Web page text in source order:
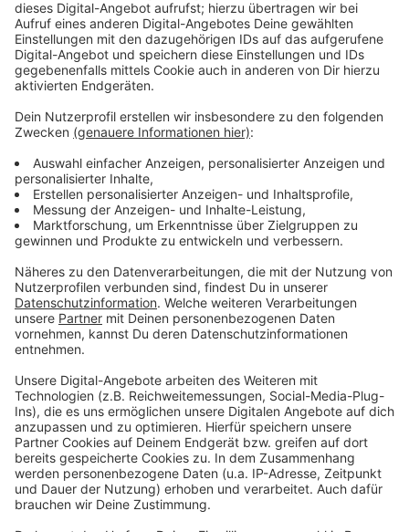
Anzeige
"Wir kontrollieren uns gegenseitig, was wir während der
Flugdurchführung machen. Wir besprechen Situationen,
die aufpoppen zusammen und wir schauen auch immer
gegenseitig, darauf, ob es dem anderen gut geht." sagt
Cockpit-Sprecherin Vivianne Rehaag im Interview mit
uns und bringt dafür gleich auch ein passendes
Beispiel. "Das ist vor allen Dingen dann von sehr, sehr
großer Relevanz, wenn im Flug Dinge mal nicht so
verlaufen, wie das im Optimalfall vorgesehen ist. Wenn
es zum Beispiel zu einem Systemausfall kommt. Da
wirken wir als Team zusammen, und jetzt ist dieser
Plan da, dass aus dieser Gleichung eine Person
weggestrichen wird, und das sehen wir in der Tat als
sicherheitskritisch an."
Anzeige
Was passiert in Krisensituationen?
Anzeige